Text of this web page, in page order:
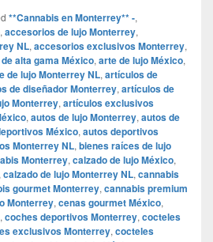
**Cannabis en Monterrey** -,
, accesorios de lujo Monterrey,
NL, accesorios exclusivos Monterrey,
alta gama México, arte de lujo México,
de lujo Monterrey NL, artículos de
de diseñador Monterrey, artículos de
Monterrey, artículos exclusivos
, autos de lujo Monterrey, autos de
México, autos deportivos
Monterrey NL, bienes raíces de lujo
Monterrey, calzado de lujo México,
calzado de lujo Monterrey NL, cannabis
gourmet Monterrey, cannabis premium
Monterrey, cenas gourmet México,
, coches deportivos Monterrey, cocteles
exclusivos Monterrey, cocteles